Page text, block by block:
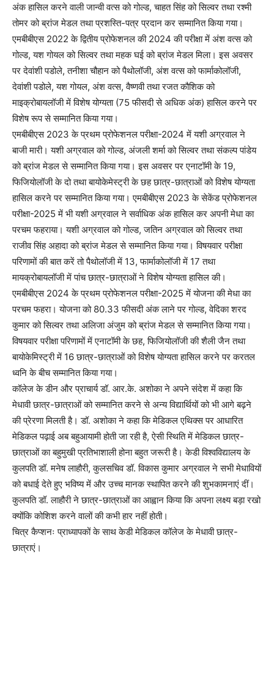
अंक हासिल करने वाली जान्वी वत्स को गोल्ड, चाहत सिंह को सिल्वर तथा रश्मी
तोमर को ब्रांज मेडल तथा प्रशस्ति-पत्र प्रदान कर सम्मानित किया गया।
एमबीबीएस 2022 के द्वितीय प्रोफेशनल की 2024 की परीक्षा में अंश वत्स को
गोल्ड, यश गोयल को सिल्वर तथा महक घई को ब्रांज मेडल मिला। इस अवसर
पर देवांशी पडोले, तनीशा चौहान को पैथोलॉजी, अंश वत्स को फार्माकोलॉजी,
देवांशी पडोले, यश गोयल, अंश वत्स, वैष्णवी तथा रजत कौशिक को
माइक्रोबायलॉजी में विशेष योग्यता (75 फीसदी से अधिक अंक) हासिल करने पर
विशेष रूप से सम्मानित किया गया।
एमबीबीएस 2023 के प्रथम प्रोफेशनल परीक्षा-2024 में यशी अग्रवाल ने
बाजी मारी। यशी अग्रवाल को गोल्ड, अंजली शर्मा को सिल्वर तथा संकल्प पांडेय
को ब्रांज मेडल से सम्मानित किया गया। इस अवसर पर एनाटॉमी के 19,
फिजियोलॉजी के दो तथा बायोकेमेस्ट्री के छह छात्र-छात्राओं को विशेष योग्यता
हासिल करने पर सम्मानित किया गया। एमबीबीएस 2023 के सेकेंड प्रोफेशनल
परीक्षा-2025 में भी यशी अग्रवाल ने सर्वाधिक अंक हासिल कर अपनी मेधा का
परचम फहराया। यशी अग्रवाल को गोल्ड, जतिन अग्रवाल को सिल्वर तथा
राजीव सिंह अहादा को ब्रांज मेडल से सम्मानित किया गया। विषयवार परीक्षा
परिणामों की बात करें तो पैथोलॉजी में 13, फार्माकोलॉजी में 17 तथा
मायक्रोबायलॉजी में पांच छात्र-छात्राओं ने विशेष योग्यता हासिल की।
एमबीबीएस 2024 के प्रथम प्रोफेशनल परीक्षा-2025 में योजना की मेधा का
परचम फहरा। योजना को 80.33 फीसदी अंक लाने पर गोल्ड, वेदिका शरद
कुमार को सिल्वर तथा अलिजा अंजुम को ब्रांज मेडल से सम्मानित किया गया।
विषयवार परीक्षा परिणामों में एनाटॉमी के छह, फिजियोलॉजी की शैली जैन तथा
बायोकेमिस्ट्री में 16 छात्र-छात्राओं को विशेष योग्यता हासिल करने पर करतल
ध्वनि के बीच सम्मानित किया गया।
कॉलेज के डीन और प्राचार्य डॉ. आर.के. अशोका ने अपने संदेश में कहा कि
मेधावी छात्र-छात्राओं को सम्मानित करने से अन्य विद्यार्थियों को भी आगे बढ़ने
की प्रेरणा मिलती है। डॉ. अशोका ने कहा कि मेडिकल एथिक्स पर आधारित
मेडिकल पढ़ाई अब बहुआयामी होती जा रही है, ऐसी स्थिति में मेडिकल छात्र-
छात्राओं का बहुमुखी प्रतिभाशाली होना बहुत जरूरी है। केडी विश्वविद्यालय के
कुलपति डॉ. मनेष लाहौरी, कुलसचिव डॉ. विकास कुमार अग्रवाल ने सभी मेधावियों
को बधाई देते हुए भविष्य में और उच्च मानक स्थापित करने की शुभकामनाएं दीं।
कुलपति डॉ. लाहौरी ने छात्र-छात्राओं का आह्वान किया कि अपना लक्ष्य बड़ा रखो
क्योंकि कोशिश करने वालों की कभी हार नहीं होती।
चित्र कैप्शनः प्राध्यापकों के साथ केडी मेडिकल कॉलेज के मेधावी छात्र-
छात्राएं।